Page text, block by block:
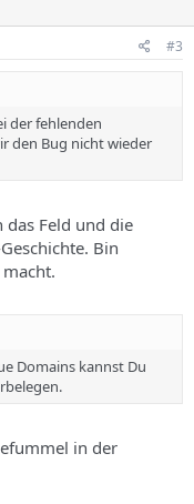
#3
der fehlenden
den Bug nicht wieder
das Feld und die
Bin
Domains kannst Du
in der